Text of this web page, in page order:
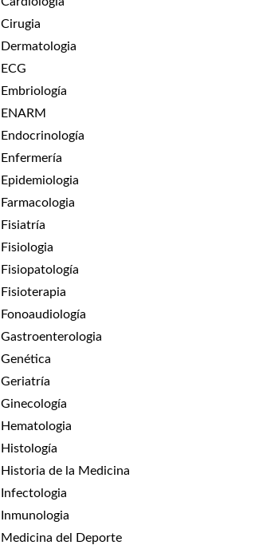
Cirugia
Dermatologia
ECG
Embriología
ENARM
Endocrinología
Enfermería
Epidemiologia
Farmacologia
Fisiatría
Fisiologia
Fisiopatología
Fisioterapia
Fonoaudiología
Gastroenterologia
Genética
Geriatría
Ginecología
Hematologia
Histología
Historia de la Medicina
Infectologia
Inmunologia
Medicina del Deporte